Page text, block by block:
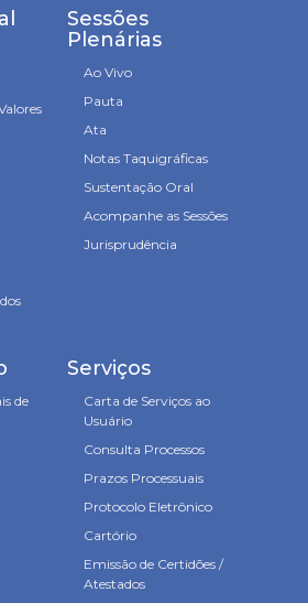
Sessões
Plenárias
Ao Vivo
Pauta
Ata
Notas Taquigráficas
Sustentação Oral
Acompanhe as Sessões
Jurisprudência
de
Serviços
Carta de Serviços ao
Usuário
Consulta Processos
Prazos Processuais
Protocolo Eletrônico
Cartório
Emissão de Certidões /
Atestados